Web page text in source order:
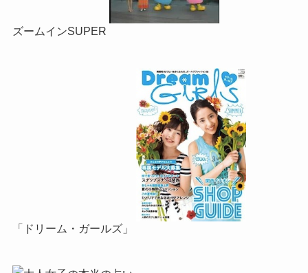
ズームインSUPER
「ドリーム・ガールズ」